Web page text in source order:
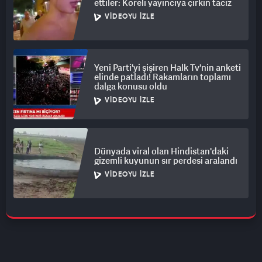
ettiler: Koreli yayıncıya çirkin taciz
VIDEOYU İZLE
Yeni Parti'yi şişiren Halk Tv'nin anketi
elinde patladı! Rakamların toplamı
dalga konusu oldu
VIDEOYU İZLE
Dünyada viral olan Hindistan'daki
gizemli kuyunun sır perdesi aralandı
VIDEOYU İZLE